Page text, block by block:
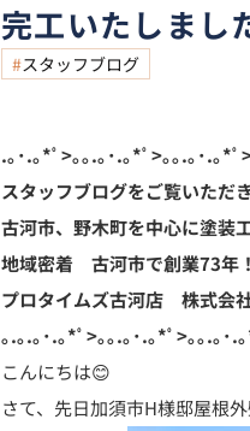
完工いたしまし
スタッフブログ
.｡･.｡*ﾟ>｡｡.｡･.｡*ﾟ>｡｡.｡･.｡*ﾟ
スタッフブログをご覧いただ
古河市、野木町を中心に塗装
地域密着 古河市で創業73年
プロタイムズ古河店 株式会社
｡.｡.｡･.｡*ﾟ>｡｡.｡･.｡*ﾟ>｡｡.｡･.
こんにちは😊
さて、先日加須市H様邸屋根